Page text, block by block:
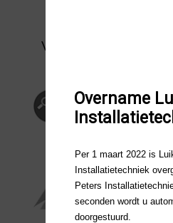
VOOR AL UW
Overname
Per 1 maart 2022 is
Installatietechniek
Peters
seconden wordt u
doorgestuurd.